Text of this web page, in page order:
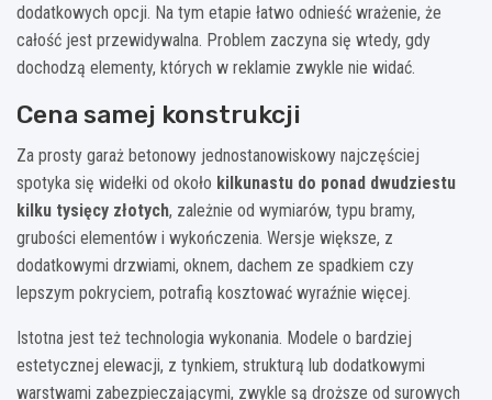
dodatkowych opcji. Na tym etapie łatwo odnieść wrażenie, że
całość jest przewidywalna. Problem zaczyna się wtedy, gdy
dochodzą elementy, których w reklamie zwykle nie widać.
Cena samej konstrukcji
Za prosty garaż betonowy jednostanowiskowy najczęściej
spotyka się widełki od około kilkunastu do ponad dwudziestu
kilku tysięcy złotych, zależnie od wymiarów, typu bramy,
grubości elementów i wykończenia. Wersje większe, z
dodatkowymi drzwiami, oknem, dachem ze spadkiem czy
lepszym pokryciem, potrafią kosztować wyraźnie więcej.
Istotna jest też technologia wykonania. Modele o bardziej
estetycznej elewacji, z tynkiem, strukturą lub dodatkowymi
warstwami zabezpieczającymi, zwykle są droższe od surowych